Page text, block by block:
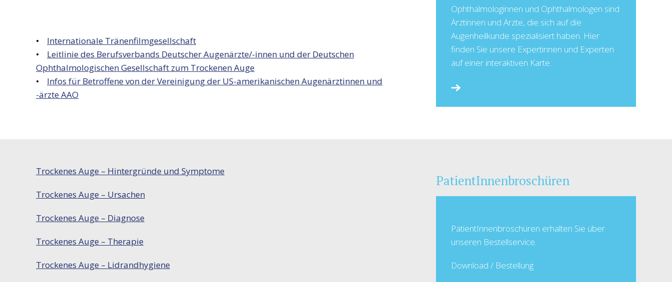
• Internationale Tränenfilmgesellschaft
• Leitlinie des Berufsverbands Deutscher Augenärzte/-innen und der Deutschen
Ophthalmologischen Gesellschaft zum Trockenen Auge
• Infos für Betroffene von der Vereinigung der US-amerikanischen Augenärztinnen und
-ärzte AAO
Ophthalmologinnen und Ophthalmologen sind
Ärztinnen und Ärzte, die sich auf die
Augenheilkunde spezialisiert haben. Hier
finden Sie unsere Expertinnen und Experten
auf einer interaktiven Karte.
Trockenes Auge – Hintergründe und Symptome
Trockenes Auge – Ursachen
Trockenes Auge – Diagnose
Trockenes Auge – Therapie
Trockenes Auge – Lidrandhygiene
PatientInnenbroschüren
PatientInnenbroschüren erhalten Sie über
unseren Bestellservice.
Download / Bestellung